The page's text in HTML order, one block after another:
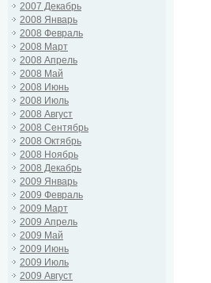
2007 Декабрь
2008 Январь
2008 Февраль
2008 Март
2008 Апрель
2008 Май
2008 Июнь
2008 Июль
2008 Август
2008 Сентябрь
2008 Октябрь
2008 Ноябрь
2008 Декабрь
2009 Январь
2009 Февраль
2009 Март
2009 Апрель
2009 Май
2009 Июнь
2009 Июль
2009 Август